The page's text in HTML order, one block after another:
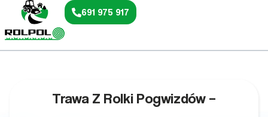
691 975 917
Trawa Z Rolki Pogwizdów –